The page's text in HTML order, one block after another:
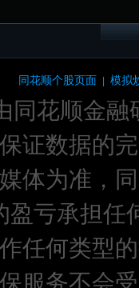
同花顺个股页面 模拟
同花顺金
证数据的
体为准，
盈亏承担任
任何类型
服务不会